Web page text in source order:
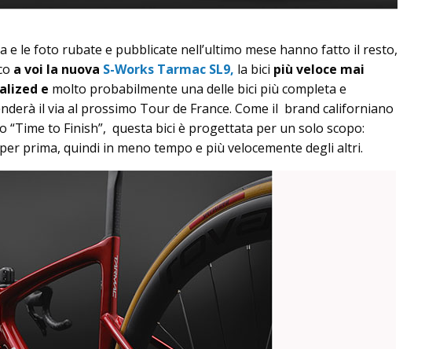
e le foto rubate e pubblicate nell’ultimo mese hanno fatto il resto,
a voi la nuova S-Works Tarmac SL9, la bici più veloce mai
e molto probabilmente una delle bici più completa e
il via al prossimo Tour de France. Come il brand californiano
“Time to Finish”, questa bici è progettata per un solo scopo:
prima, quindi in meno tempo e più velocemente degli altri.